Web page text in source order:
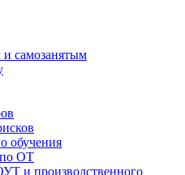
самозанятым
обучения
по ОТ
и производственного